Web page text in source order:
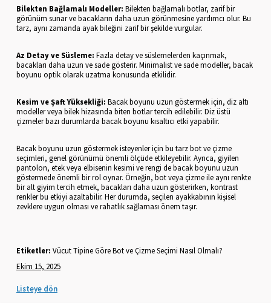
Bilekten Bağlamalı Modeller: Bilekten bağlamalı botlar, zarif bir
görünüm sunar ve bacakların daha uzun görünmesine yardımcı olur. Bu
tarz, aynı zamanda ayak bileğini zarif bir şekilde vurgular.
Az Detay ve Süsleme: Fazla detay ve süslemelerden kaçınmak,
bacakları daha uzun ve sade gösterir. Minimalist ve sade modeller, bacak
boyunu optik olarak uzatma konusunda etkilidir.
Kesim ve Şaft Yüksekliği: Bacak boyunu uzun göstermek için, diz altı
modeller veya bilek hizasında biten botlar tercih edilebilir. Diz üstü
çizmeler bazı durumlarda bacak boyunu kısaltıcı etki yapabilir.
Bacak boyunu uzun göstermek isteyenler için bu tarz bot ve çizme
seçimleri, genel görünümü önemli ölçüde etkileyebilir. Ayrıca, giyilen
pantolon, etek veya elbisenin kesimi ve rengi de bacak boyunu uzun
göstermede önemli bir rol oynar. Örneğin, bot veya çizme ile aynı renkte
bir alt giyim tercih etmek, bacakları daha uzun gösterirken, kontrast
renkler bu etkiyi azaltabilir. Her durumda, seçilen ayakkabının kişisel
zevklere uygun olması ve rahatlık sağlaması önem taşır.
Etiketler: Vücut Tipine Göre Bot ve Çizme Seçimi Nasıl Olmalı?
Ekim 15, 2025
Listeye dön